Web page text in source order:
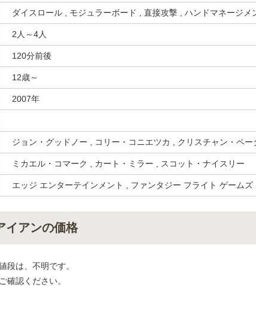
ダイスロール , モジュラーボード , 直接攻撃 , ハンドマネージメ
2人～4人
120分前後
12歳～
2007年
ジョン・グッドノー , コリー・コニエツカ , クリスチャン・ペー
ミカエル・コマーク , カート・ミラー , スコット・ナイスリー
エッジ エンターテインメント , ファンタジー フライト ゲームズ
イアンの価格
段は、不明です。
確認ください。